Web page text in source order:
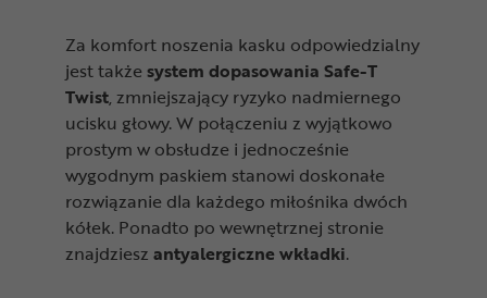
Za komfort noszenia kasku odpowiedzialny
jest także system dopasowania Safe-T
Twist, zmniejszający ryzyko nadmiernego
ucisku głowy. W połączeniu z wyjątkowo
prostym w obsłudze i jednocześnie
wygodnym paskiem stanowi doskonałe
rozwiązanie dla każdego miłośnika dwóch
kółek. Ponadto po wewnętrznej stronie
znajdziesz antyalergiczne wkładki.